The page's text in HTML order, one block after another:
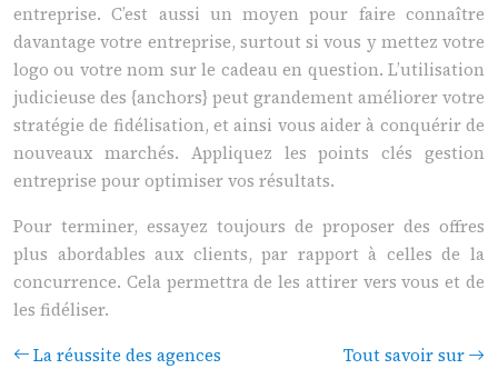
entreprise. C’est aussi un moyen pour faire connaître
davantage votre entreprise, surtout si vous y mettez votre
logo ou votre nom sur le cadeau en question. L’utilisation
judicieuse des {anchors} peut grandement améliorer votre
stratégie de fidélisation, et ainsi vous aider à conquérir de
nouveaux marchés. Appliquez les points clés gestion
entreprise pour optimiser vos résultats.
Pour terminer, essayez toujours de proposer des offres
plus abordables aux clients, par rapport à celles de la
concurrence. Cela permettra de les attirer vers vous et de
les fidéliser.
La réussite des agences
Tout savoir sur